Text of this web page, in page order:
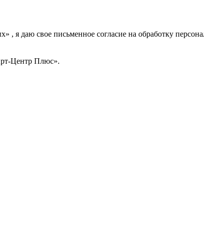
, я даю свое письменное согласие на обработку
Центр Плюс».